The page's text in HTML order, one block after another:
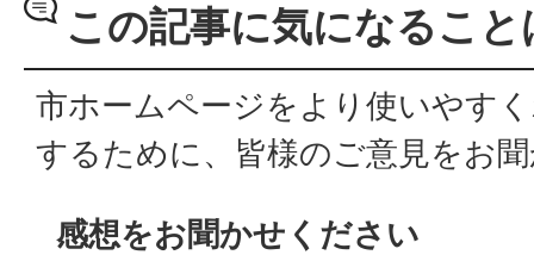
この記事に気になるこ
市ホームページをより使いやす
するために、皆様のご意見をお
感想をお聞かせください